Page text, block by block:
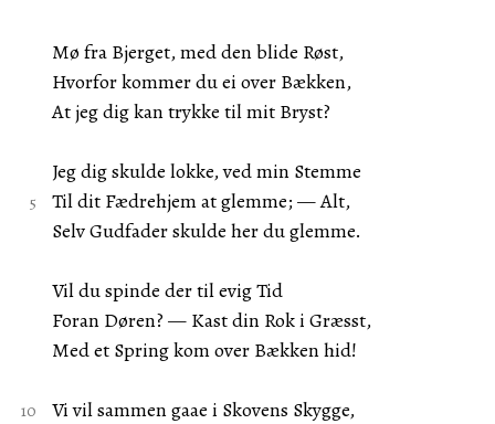
Mø fra Bjerget, med den blide Røst,
Hvorfor kommer du ei over Bækken,
At jeg dig kan trykke til mit Bryst?
Jeg dig skulde lokke, ved min Stemme
Til dit Fædrehjem at glemme; — Alt,
Selv Gudfader skulde her du glemme.
Vil du spinde der til evig Tid
Foran Døren? — Kast din Rok i Græsst,
Med et Spring kom over Bækken hid!
Vi vil sammen gaae i Skovens Skygge,